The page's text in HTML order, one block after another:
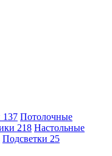
137 Потолочные
218 Настольные
Подсветки 25